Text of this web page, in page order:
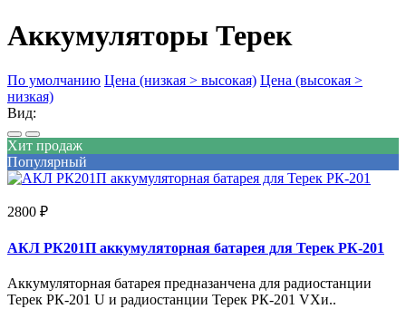
Аккумуляторы Терек
По умолчанию Цена (низкая > высокая) Цена (высокая >
низкая)
Вид:
Хит продаж
Популярный
2800 ₽
АКЛ РК201П аккумуляторная батарея для Терек РК-201
Аккумуляторная батарея предназанчена для радиостанции
Терек РК-201 U и радиостанции Терек РК-201 VХи..